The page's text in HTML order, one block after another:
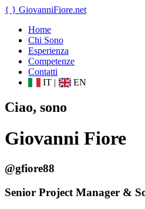
{ } GiovanniFiore.net
Home
Chi Sono
Esperienza
Competenze
Contatti
IT | EN
Ciao, sono
Giovanni Fiore
@gfiore88
Senior Project Manager &